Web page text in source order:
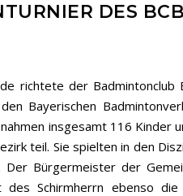
DES BCB
richtete der
Bayerischen
insgesamt 116 Kinder
teil. Sie spielten in den
Bürgermeister der
Schirmherrn ebenso